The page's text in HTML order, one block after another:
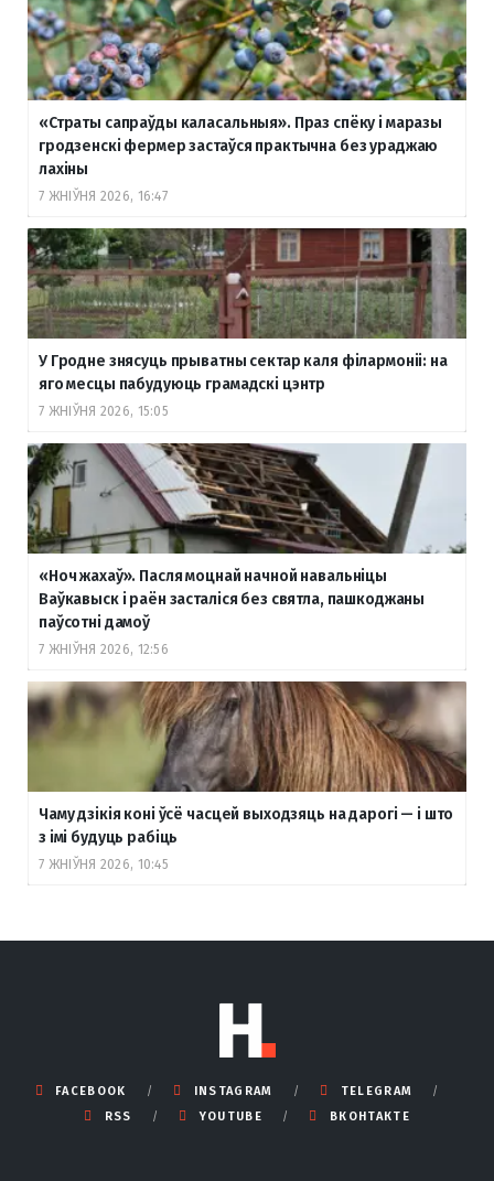
«Страты сапраўды каласальныя». Праз спёку і маразы
гродзенскі фермер застаўся практычна без ураджаю
лахіны
7 ЖНІЎНЯ 2026, 16:47
У Гродне знясуць прыватны сектар каля філармоніі: на
яго месцы пабудуюць грамадскі цэнтр
7 ЖНІЎНЯ 2026, 15:05
«Ноч жахаў». Пасля моцнай начной навальніцы
Ваўкавыск і раён засталіся без святла, пашкоджаны
паўсотні дамоў
7 ЖНІЎНЯ 2026, 12:56
Чаму дзікія коні ўсё часцей выходзяць на дарогі — і што
з імі будуць рабіць
7 ЖНІЎНЯ 2026, 10:45
FACEBOOK INSTAGRAM
TELEGRAM
RSS
YOUTUBE ВКОНТАКТЕ